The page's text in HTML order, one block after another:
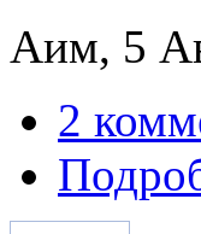
Аим, 5
2